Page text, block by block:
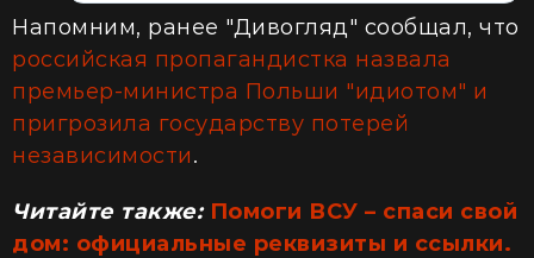
Напомним, ранее "Дивогляд" сообщал, что
российская пропагандистка назвала
премьер-министра Польши "идиотом" и
пригрозила государству потерей
независимости.
Читайте также: Помоги ВСУ – спаси свой
дом: официальные реквизиты и ссылки.